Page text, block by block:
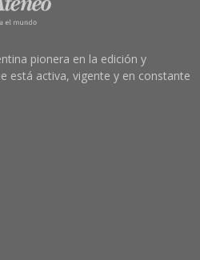
pionera en la edición y
está activa, vigente y en constante